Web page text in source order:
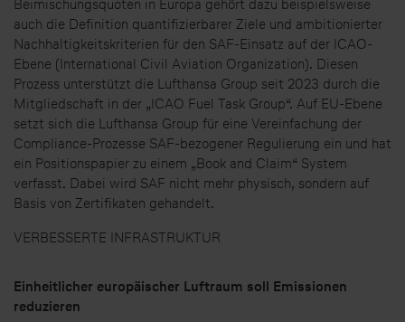
auch die Definition quantifizierbarer Ziele und ambitionierter
Nachhaltigkeitskriterien für den SAF-Einsatz auf der ICAO-
Ebene (International Civil Aviation Organization). Diesen
Prozess unterstützt die Lufthansa Group seit 2023 durch die
Mitgliedschaft in der „ICAO Fuel Task Group“. Auf EU-Ebene
setzt sich die Lufthansa Group für eine Vereinfachung der
Compliance-Prozesse SAF-bezogener Regulierung ein und hat
ein Positionspapier zu einem „Book and Claim“ System
verfasst. Dabei wird SAF nicht mehr physisch, sondern auf
Basis von Zertifikaten gehandelt.
VERBESSERTE INFRASTRUKTUR
Einheitlicher europäischer Luftraum soll Emissionen
reduzieren